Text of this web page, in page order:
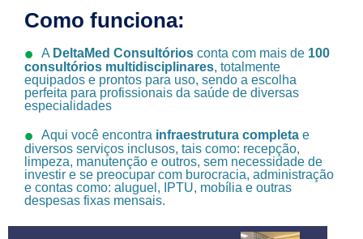
Como funciona:
A DeltaMed Consultórios conta com mais de 100
consultórios multidisciplinares, totalmente
equipados e prontos para uso, sendo a escolha
perfeita para profissionais da saúde de diversas
especialidades
Aqui você encontra infraestrutura completa e
diversos serviços inclusos, tais como: recepção,
limpeza, manutenção e outros, sem necessidade de
investir e se preocupar com burocracia, administração
e contas como: aluguel, IPTU, mobília e outras
despesas fixas mensais.